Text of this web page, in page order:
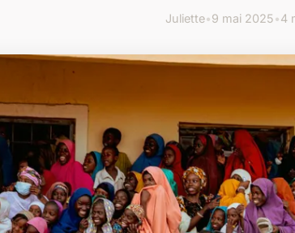
Juliette•9 mai 2025•4